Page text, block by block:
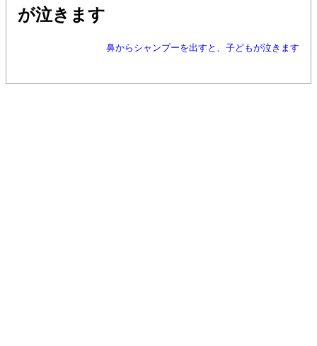
が泣きます
鼻からシャンプーを出すと、子どもが泣きます